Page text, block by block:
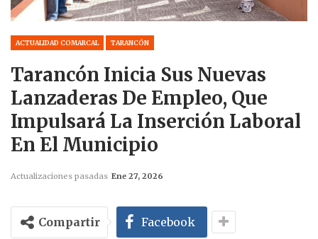
ACTUALIDAD COMARCAL TARANCÓN
Tarancón Inicia Sus Nuevas
Lanzaderas De Empleo, Que
Impulsará La Inserción Laboral
En El Municipio
Actualizaciones pasadas Ene 27, 2026
Compartir Facebook